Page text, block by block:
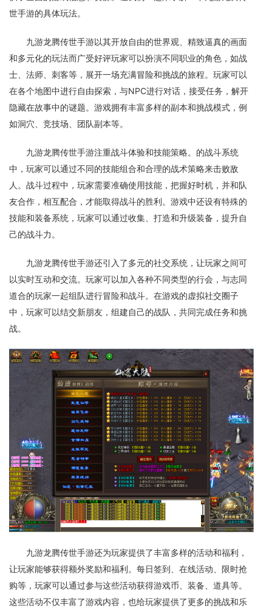
世手游的具体玩法。
九游龙腾传世手游以其开放自由的世界观、精致逼真的画面
和多元化的玩法而广受好评玩家可以扮演不同职业的角色，如战
士、法师、刺客等，展开一场充满冒险和挑战的旅程。玩家可以
在各个地图中进行自由探索，与NPC进行对话，接受任务，解开
隐藏在故事中的谜题。游戏拥有丰富多样的副本和挑战模式，例
如洞穴、竞技场、团队副本等。
九游龙腾传世手游注重战斗体验和技能策略。的战斗系统
中，玩家可以通过不同的技能组合和合理的战术策略来击败敌
人。战斗过程中，玩家需要准确使用技能，把握好时机，并和队
友合作，相互配合，才能取得战斗的胜利。游戏中还设有特殊的
技能和装备系统，玩家可以通过收集、打造和升级装备，提升自
己的战斗力。
九游龙腾传世手游还引入了多元的社交系统，让玩家之间可
以实时互动和交流。玩家可以加入各种不同类型的行会，与志同
道合的玩家一起组队进行冒险和战斗。在游戏的虚拟社交圈子
中，玩家可以结交新朋友，组建自己的战队，共同完成任务和挑
战。
九游龙腾传世手游还为玩家提供了丰富多样的活动和福利，
让玩家能够获得额外奖励和福利。每日签到、在线活动、限时抢
购等，玩家可以通过参与这些活动获得游戏币、装备、道具等。
这些活动不仅丰富了游戏内容，也给玩家提供了更多的挑战和乐